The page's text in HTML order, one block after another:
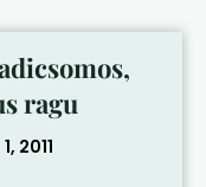
ragu
2011